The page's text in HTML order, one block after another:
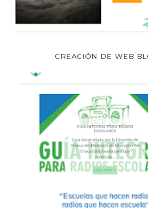
CREACIÓN DE WEB